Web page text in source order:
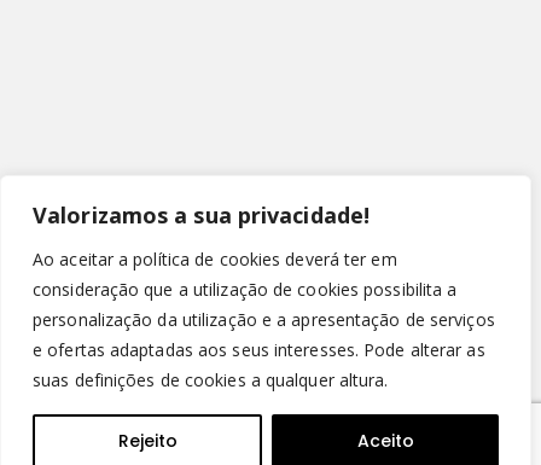
Valorizamos a sua privacidade!
Ao aceitar a política de cookies deverá ter em
consideração que a utilização de cookies possibilita a
personalização da utilização e a apresentação de serviços
e ofertas adaptadas aos seus interesses. Pode alterar as
suas definições de cookies a qualquer altura.
Rejeito Aceito
© Copyright 2022 - Leirispumas Lda. Todos os direitos
reservados.